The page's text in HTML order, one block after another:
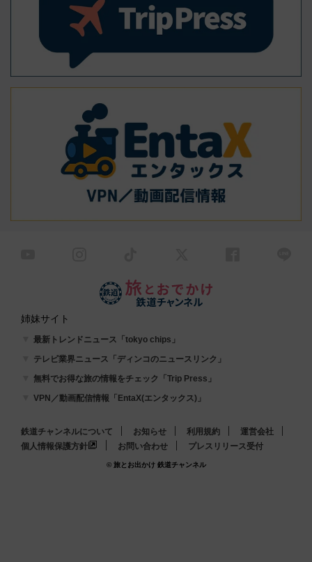
姉妹サイト
最新トレンドニュース「tokyo chips」
テレビ業界ニュース「ディンコのニュースリンク」
無料でお得な旅の情報をチェック「Trip Press」
VPN／動画配信情報「EntaX(エンタックス)」
鉄道チャンネルについて お知らせ 利用規約
運営会社
個人情報保護方針
お問い合わせ プレスリリース受付
© 旅とお出かけ 鉄道チャンネル